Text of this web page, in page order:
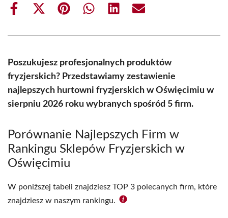
Share
Share
(Twitter)
Share Share Share Share
Poszukujesz profesjonalnych produktów
fryzjerskich? Przedstawiamy zestawienie
najlepszych hurtowni fryzjerskich w Oświęcimiu w
sierpniu 2026 roku wybranych spośród 5 firm.
Porównanie Najlepszych Firm w
Rankingu Sklepów Fryzjerskich w
Oświęcimiu
W poniższej tabeli znajdziesz TOP 3 polecanych firm, które
znajdziesz w naszym rankingu.